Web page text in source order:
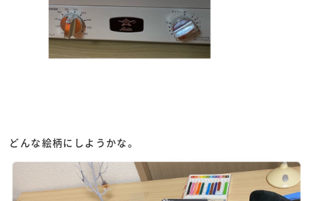
どんな絵柄にしようかな。